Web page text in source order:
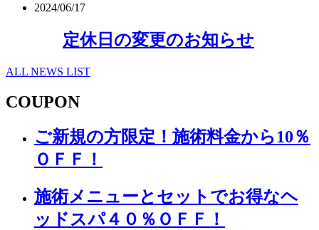
2024/06/17
定休日の変更のお知らせ
ALL NEWS LIST
COUPON
ご新規の方限定！施術料金から10％
ＯＦＦ！
施術メニューとセットでお得なヘ
ッドスパ４０％ＯＦＦ！